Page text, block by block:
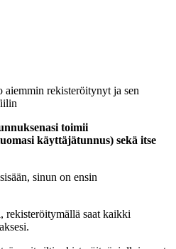
aiemmin rekisteröitynyt ja sen
toimii
käyttäjätunnus) sekä itse
sinun on ensin
rekisteröitymällä saat kaikki